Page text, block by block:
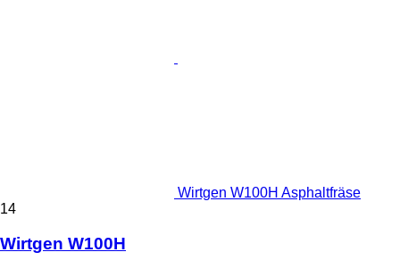
Wirtgen W100H Asphaltfräse
14
Wirtgen W100H